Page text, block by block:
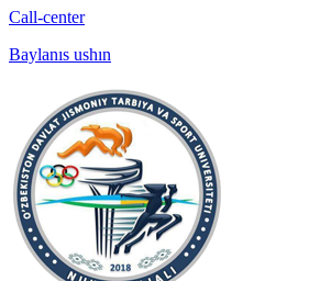
Call-center
Baylanıs ushın